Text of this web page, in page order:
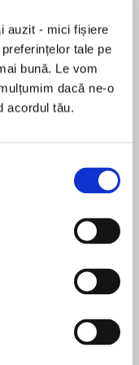
auzit - mici fișiere
tale pe
bună. Le vom
dacă ne-o
acordul tău.
popular
from New
man, goes
realizes
than meets
her house.
is one of the